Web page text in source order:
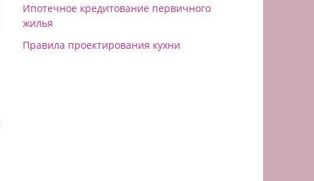
Ипотечное кредитование первичного
жилья
Правила проектирования кухни